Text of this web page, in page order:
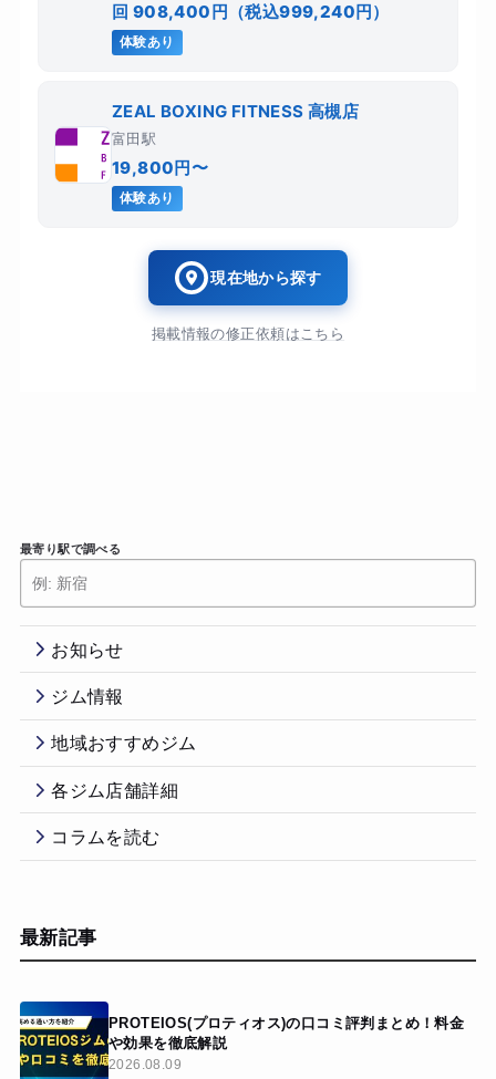
回 908,400円（税込999,240円）
体験あり
ZEAL BOXING FITNESS 高槻店
富田駅
19,800円〜
体験あり
現在地から探す
掲載情報の修正依頼はこちら
最寄り駅で調べる
お知らせ
ジム情報
地域おすすめジム
各ジム店舗詳細
コラムを読む
最新記事
PROTEIOS(プロティオス)の口コミ評判まとめ！料金
や効果を徹底解説
2026.08.09